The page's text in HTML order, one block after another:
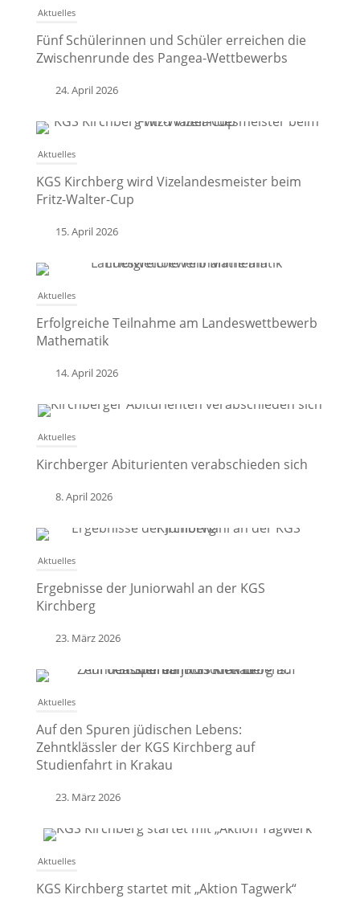
Aktuelles
Fünf Schülerinnen und Schüler erreichen die
Zwischenrunde des Pangea-Wettbewerbs
24. April 2026
Aktuelles
KGS Kirchberg wird Vizelandesmeister beim
Fritz-Walter-Cup
15. April 2026
Aktuelles
Erfolgreiche Teilnahme am Landeswettbewerb
Mathematik
14. April 2026
Aktuelles
Kirchberger Abiturienten verabschieden sich
8. April 2026
Aktuelles
Ergebnisse der Juniorwahl an der KGS
Kirchberg
23. März 2026
Aktuelles
Auf den Spuren jüdischen Lebens:
Zehntklässler der KGS Kirchberg auf
Studienfahrt in Krakau
23. März 2026
Aktuelles
KGS Kirchberg startet mit „Aktion Tagwerk“